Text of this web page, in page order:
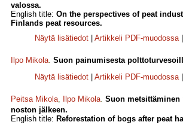
valossa.
English title: On the perspectives of peat
Finlands peat resources.
Näytä lisätiedot
Artikkeli PDF-muodossa|
Ilpo Mikola. Suon painumisesta
Näytä lisätiedot
Artikkeli PDF-muodossa|
Peitsa Mikola, Ilpo Mikola. Suon metsittäminen
noston jälkeen.
English title: Reforestation of bogs after peat